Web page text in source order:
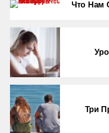
Что Нам
Три